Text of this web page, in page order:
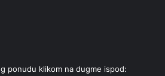
ponudu klikom na dugme ispod: